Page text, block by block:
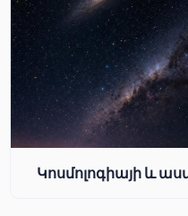
Կոսմոլոգիայի և